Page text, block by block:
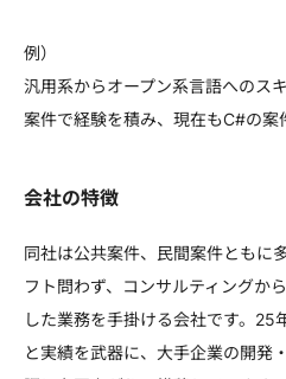
例）
汎用系からオープン系言語へのス
案件で経験を積み、現在もC#の案
会社の特徴
同社は公共案件、民間案件ともに
フト問わず、コンサルティングか
した業務を手掛ける会社です。25
と実績を武器に、大手企業の開発